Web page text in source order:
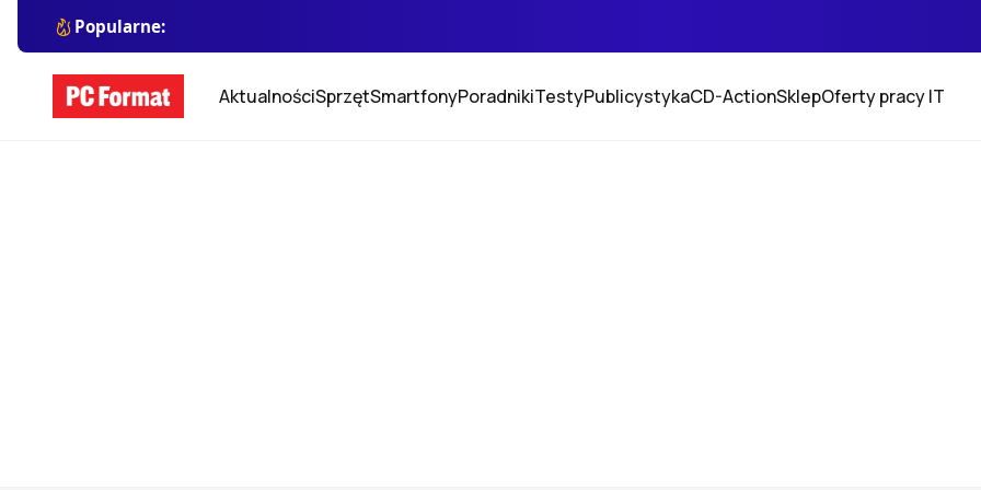
Popularne:
AktualnościSprzętSmartfonyPoradnikiTestyPublicystykaCD-ActionSklepOferty pracy IT